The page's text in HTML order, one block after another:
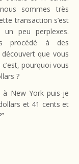
sommes très
transaction s’est
peu perplexes.
procédé à des
que vous
pourquoi vous
?
New York puis-je
et 41 cents et